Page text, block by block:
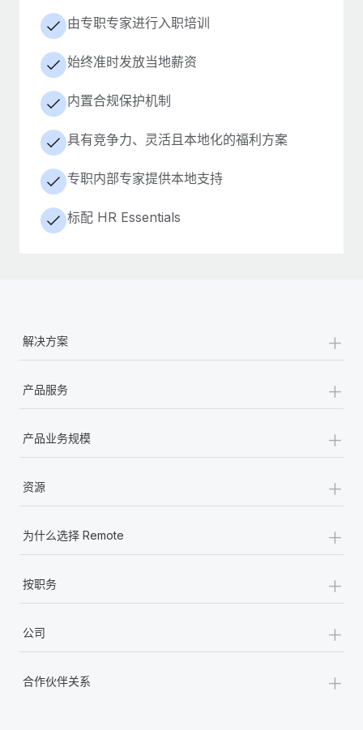
由专职专家进行入职培训
始终准时发放当地薪资
内置合规保护机制
具有竞争力、灵活且本地化的福利方案
专职内部专家提供本地支持
标配 HR Essentials
解决方案 +
产品服务 +
产品业务规模 +
资源 +
为什么选择 Remote +
按职务 +
公司 +
合作伙伴关系 +